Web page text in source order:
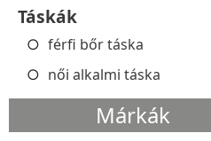
Táskák
férfi bőr táska
női alkalmi táska
Márkák